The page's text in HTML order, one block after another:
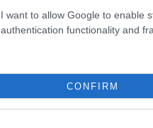
I want to allow Google to enable
authentication functionality and
CONFIRM
Newsroom